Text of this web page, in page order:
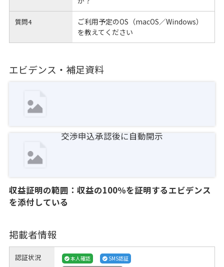
質問4
ご利用予定のOS（macOS／Windows）
を教えてください
エビデンス・補足資料
交渉申込承認後に自動開示
収益証明の範囲：収益の100％を証明するエビデンス
を添付している
掲載者情報
認証状況 本人確認
SMS認証